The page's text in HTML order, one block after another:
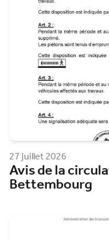
27 juillet 2026
Avis de la
Bettembourg